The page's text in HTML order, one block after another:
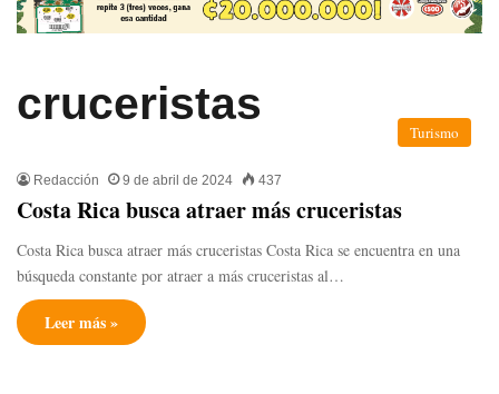
cruceristas
Turismo
Redacción 9 de abril de 2024 437
Costa Rica busca atraer más cruceristas
Costa Rica busca atraer más cruceristas Costa Rica se encuentra en una
búsqueda constante por atraer a más cruceristas al…
Leer más »